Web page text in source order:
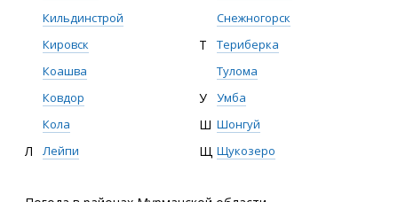
Кильдинстрой
Кировск
Коашва
Ковдор
Кола
Л Лейпи
Снежногорск
Т
Териберка
Тулома
У Умба
Ш Шонгуй
Щ Щукозеро